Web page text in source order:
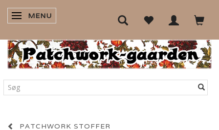
SKIFTE NAVIGATION
MENU
PATCHWORK STOFFER